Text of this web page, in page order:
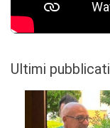
Ultimi pubblicati